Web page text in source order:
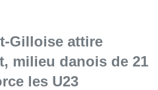
Gilloise attire
milieu danois de 21
les U23